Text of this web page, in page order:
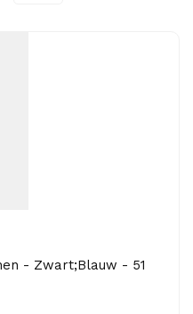
- Zwart;Blauw - 51